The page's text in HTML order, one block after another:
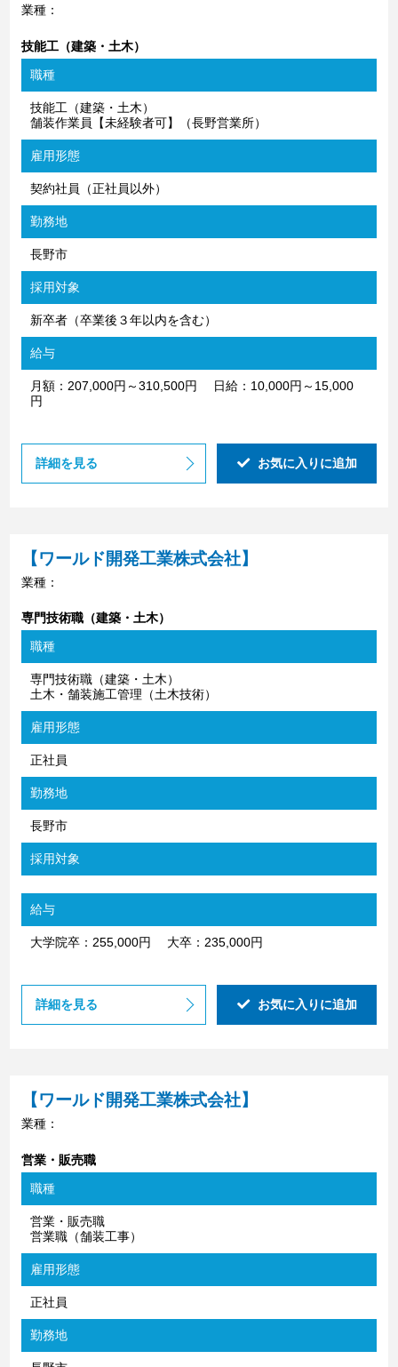
業種：
技能工（建築・土木）
職種
技能工（建築・土木）
舗装作業員【未経験者可】（長野営業所）
雇用形態
契約社員（正社員以外）
勤務地
長野市
採用対象
新卒者（卒業後３年以内を含む）
給与
月額：207,000円～310,500円 日給：10,000円～15,000
円
詳細を見る お気に入りに追加
【ワールド開発工業株式会社】
業種：
専門技術職（建築・土木）
職種
専門技術職（建築・土木）
土木・舗装施工管理（土木技術）
雇用形態
正社員
勤務地
長野市
採用対象
給与
大学院卒：255,000円 大卒：235,000円
詳細を見る お気に入りに追加
【ワールド開発工業株式会社】
業種：
営業・販売職
職種
営業・販売職
営業職（舗装工事）
雇用形態
正社員
勤務地